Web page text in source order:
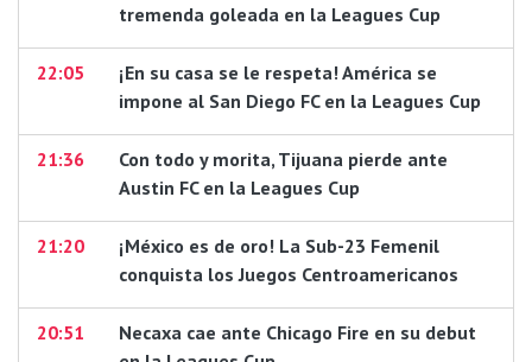
tremenda goleada en la Leagues Cup
22:05
¡En su casa se le respeta! América se
impone al San Diego FC en la Leagues Cup
21:36
Con todo y morita, Tijuana pierde ante
Austin FC en la Leagues Cup
21:20
¡México es de oro! La Sub-23 Femenil
conquista los Juegos Centroamericanos
20:51
Necaxa cae ante Chicago Fire en su debut